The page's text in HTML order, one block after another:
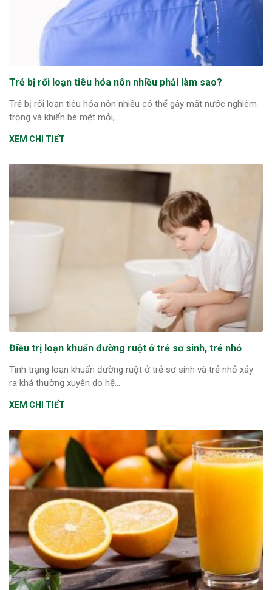
Trẻ bị rối loạn tiêu hóa nôn nhiều phải làm sao?
Trẻ bị rối loạn tiêu hóa nôn nhiều có thể gây mất nước nghiêm
trọng và khiến bé mệt mỏi,...
XEM CHI TIẾT
Điều trị loạn khuẩn đường ruột ở trẻ sơ sinh, trẻ nhỏ
Tình trạng loạn khuẩn đường ruột ở trẻ sơ sinh và trẻ nhỏ xảy
ra khá thường xuyên do hệ...
XEM CHI TIẾT